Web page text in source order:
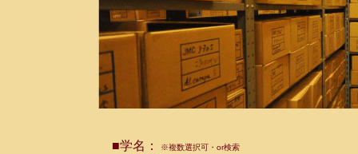
■学名： ※複数選択可・or検索